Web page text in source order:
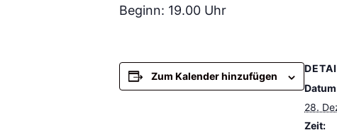
Beginn: 19.00 Uhr
Zum Kalender hinzufügen
28.
Zeit: